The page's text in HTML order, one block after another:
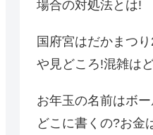
場合の対処法とは!
国府宮はだかまつ
や見どころ!混雑は
お年玉の名前はボ
どこに書くの?お金